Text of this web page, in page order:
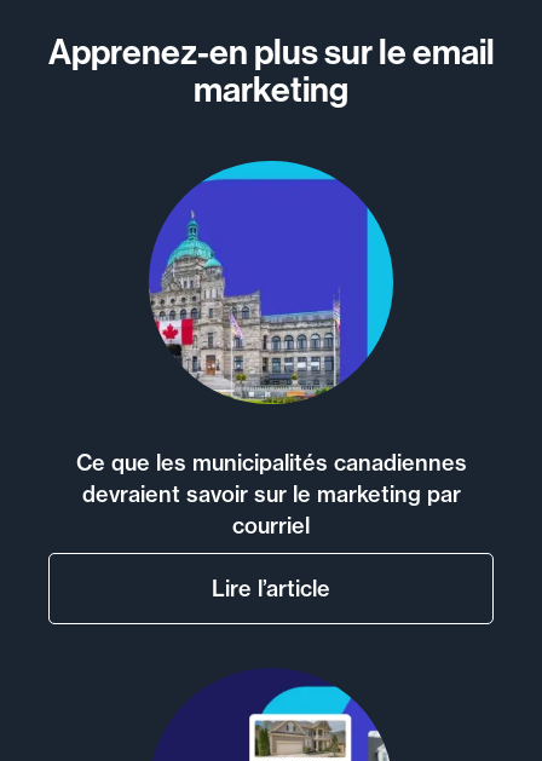
Apprenez-en plus sur le email
marketing
Ce que les municipalités canadiennes
devraient savoir sur le marketing par
courriel
Lire l’article